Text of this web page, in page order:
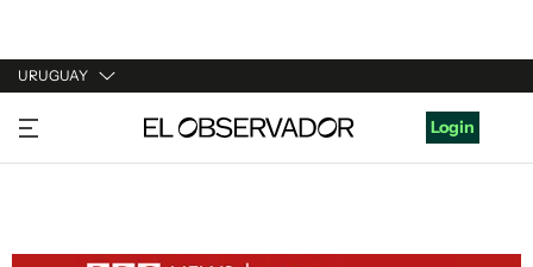
URUGUAY
URUGUAY
ARGENTINA
ESTADOS UNIDOS
Login